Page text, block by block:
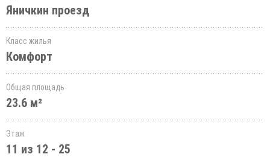
Яничкин проезд
Класс жилья
Комфорт
Общая площадь
23.6 м²
Этаж
11 из 12 - 25